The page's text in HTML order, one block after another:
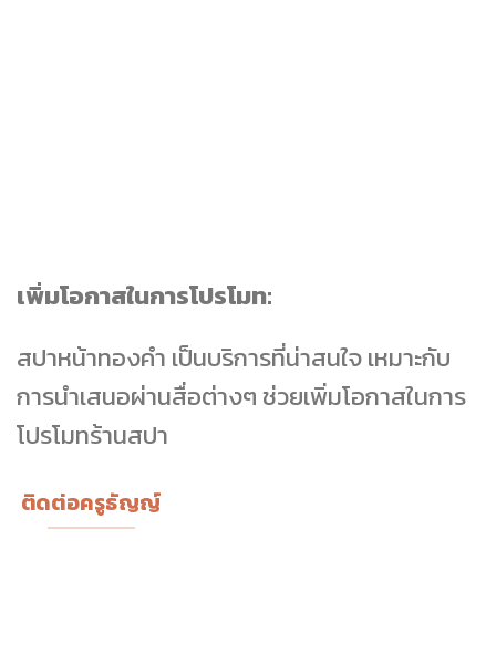
เพิ่มโอกาสในการโปรโมท:
สปาหน้าทองคำ เป็นบริการที่น่าสนใจ เหมาะกับ
การนำเสนอผ่านสื่อต่างๆ ช่วยเพิ่มโอกาสในการ
โปรโมทร้านสปา
ติดต่อครูธัญญ์